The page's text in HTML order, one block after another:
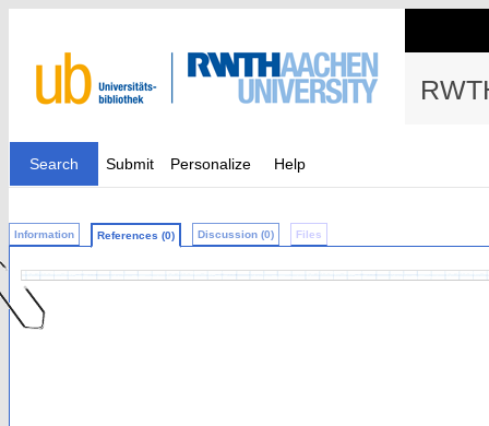
Search Submit Personalize Help
Information References (0) Discussion (0) Files